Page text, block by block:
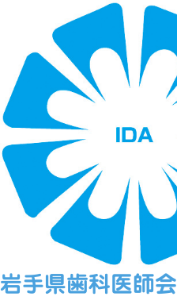
岩手県歯科医師会